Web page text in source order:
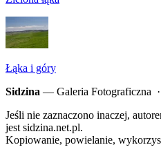
Łąka i góry
Sidzina — Galeria Fotograficzna ·
Jeśli nie zaznaczono inaczej,
jest sidzina.net.pl.
Kopiowanie, powielanie,